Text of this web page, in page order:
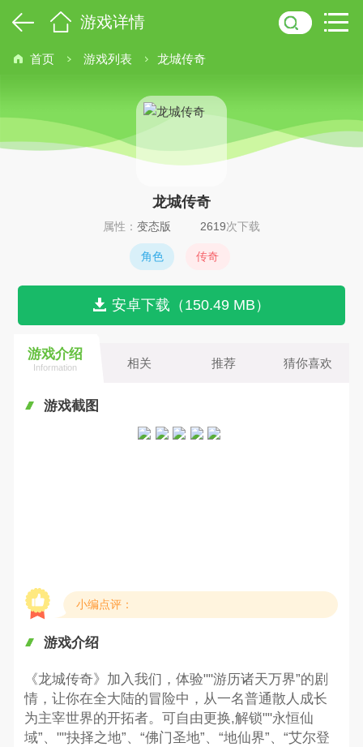
游戏详情
首页 游戏列表 龙城传奇
龙城传奇
属性： 变态版 2619次下载
角色 传奇
安卓下载（150.49 MB）
游戏介绍
Information 相关 推荐 猜你喜欢
游戏截图
小编点评：
游戏介绍
《龙城传奇》加入我们，体验""游历诸天万界”的剧
情，让你在全大陆的冒险中，从一名普通散人成长
为主宰世界的开拓者。可自由更换,解锁""永恒仙
域”、""抉择之地”、“佛门圣地”、“地仙界”、“艾尔登